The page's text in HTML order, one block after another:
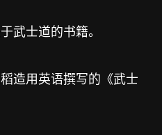
武士道的书籍。
造用英语撰写的《武士